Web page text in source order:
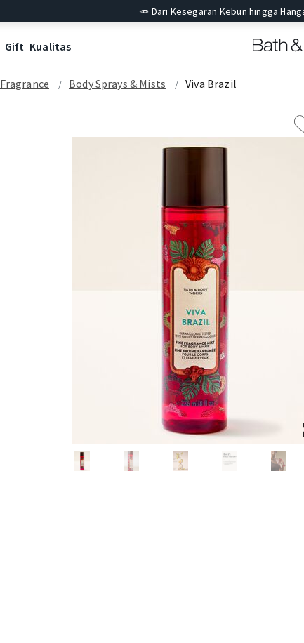
🥕 Dari Kesegaran Kebun hingga
Gift Kualitas
Fragrance Body Sprays & Mists Viva Brazil